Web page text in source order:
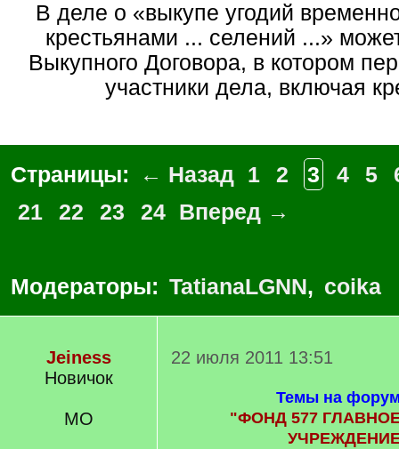
в деле о «выкупе угодий временно обязанными
крестьянами ... селений ...»
Выкупного Договора, в котором
участники дела, включая
Страницы: ← Назад 1 2 3 4 5
21
22 23 24 Вперед →
Модераторы: TatianaLGNN, coika
Jeiness
Новичок
МО
22 июля 2011 13:51
Темы на
"ФОНД 577